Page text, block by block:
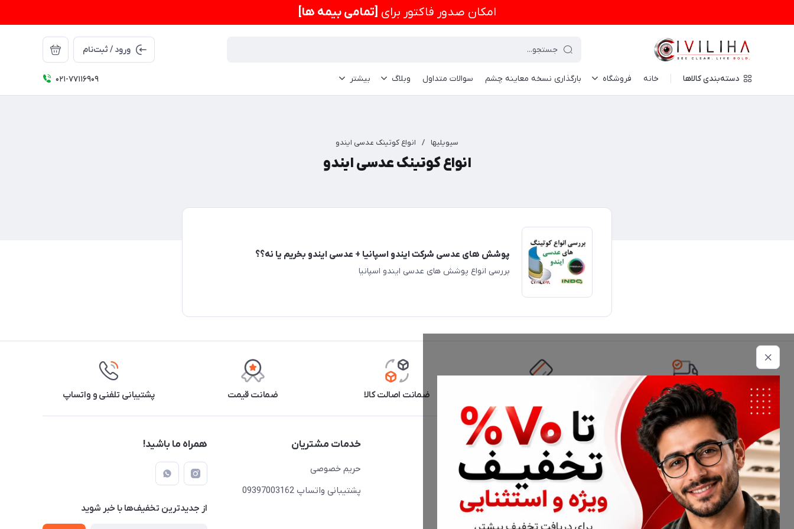
امكان صدور فاکتور برای [تمامی بیمه ها]
ورود / ثبت‌نام
دسته‌بندی کالاها خانه فروشگاه بارگذاری نسخه معاینه چشم سوالات متداول وبلاگ بیشتر 021-77116909
سیویلیها / انواع کوتینک عدسی ایندو
انواع کوتینک عدسی ایندو
پوشش های عدسی شرکت ایندو اسپانیا + عدسی ایندو بخریم یا نه؟؟
بررسی انواع پوشش های عدسی ایندو اسپانیا
تحویل اکسپرس ضمانت اصالت کالا ضمانت قیمت پشتیبانی تلفنی و واتساپ
اطلاعات تماس
02177116909
info@civiliha.com
ارسال فوری در تهران + ارسال به سراسر کشور
دسترسی سریع
حساب کاربری
مجله فروشگاه
لیست محصولات
خدمات مشتریان
حریم خصوصی
پشتیبانی واتساپ 09397003162
همراه ما باشید!
از جدید‌ترین تخفیف‌ها با‌ خبر شوید